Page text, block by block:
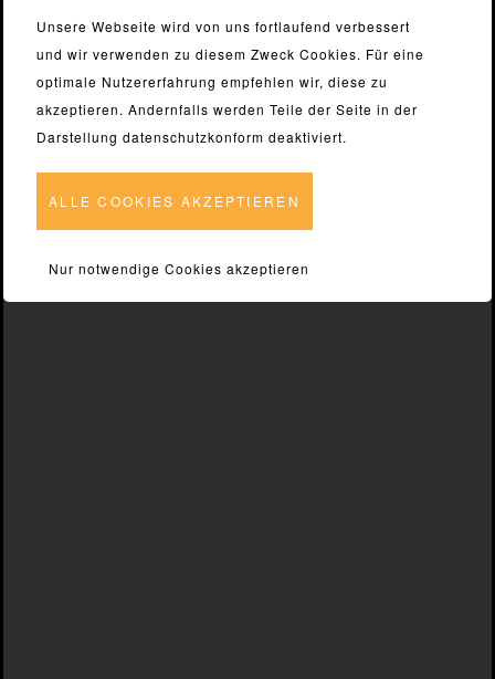
Klütsch Verladetechnik
Alte Kaserne 14
47259 Duisburg
FAX
0203 78 05 10
info@kluetsch-gruppe.de
Unsere Webseite wird von uns fortlaufend verbessert
und wir verwenden zu diesem Zweck Cookies. Für eine
optimale Nutzererfahrung empfehlen wir, diese zu
akzeptieren. Andernfalls werden Teile der Seite in der
Darstellung datenschutzkonform deaktiviert.
ALLE COOKIES AKZEPTIEREN
Nur notwendige Cookies akzeptieren